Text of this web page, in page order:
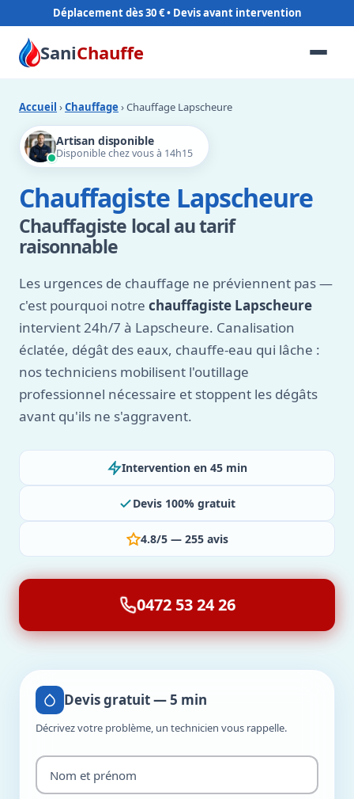
Déplacement dès 30 €
SaniChauffe
Accueil ›Chauffage › Chauffage Lapscheure
Artisan disponible
Disponible chez vous à 14h15
Chauffagiste Lapscheure
Chauffagiste local au tarif
raisonnable
Les urgences de chauffage ne préviennent pas —
c'est pourquoi notre chauffagiste Lapscheure
intervient 24h/7 à Lapscheure. Canalisation
éclatée, dégât des eaux, chauffe-eau qui lâche :
nos techniciens mobilisent l'outillage
professionnel nécessaire et stoppent les dégâts
avant qu'ils ne s'aggravent.
Intervention en 45 min
Devis 100% gratuit
4.8/5 — 255 avis
0472 53 24 26
Devis gratuit — 5 min
Décrivez votre problème, un technicien vous rappelle.